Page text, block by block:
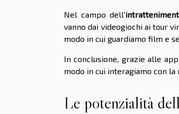
Nel campo dell'
vanno dai videogiochi ai tour
modo in cui guardiamo film e
In conclusione, grazie alle
modo in cui interagiamo con la
Le potenzialità